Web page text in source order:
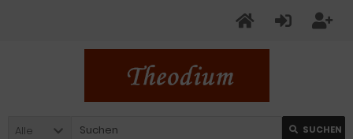
Alle SUCHEN